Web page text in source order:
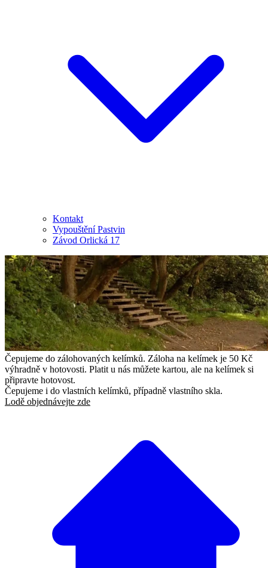
Kontakt
Vypouštění Pastvin
Závod Orlická 17
Čepujeme do zálohovaných kelímků. Záloha na kelímek je 50 Kč
výhradně v hotovosti. Platit u nás můžete kartou, ale na kelímek si
připravte hotovost.
Čepujeme i do vlastních kelímků, případně vlastního skla.
Lodě objednávejte zde